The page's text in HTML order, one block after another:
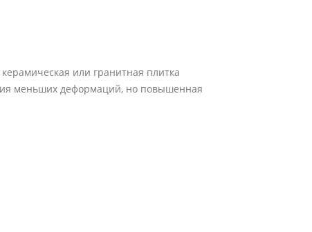
или гранитная плитка
меньших деформаций, но повышенная